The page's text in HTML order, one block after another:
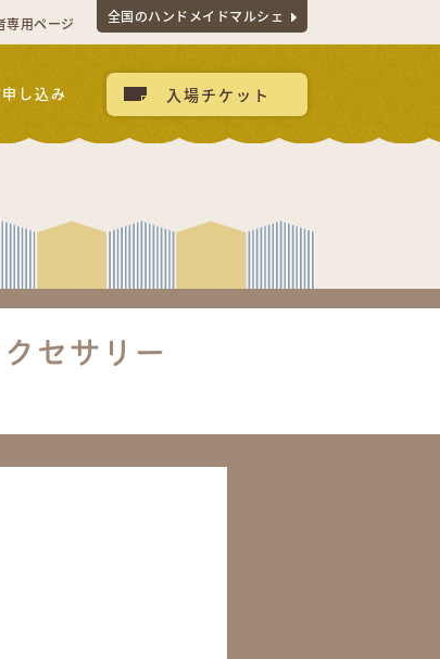
専用ページ 全国のハンドメイドマルシェ
し込み 入場チケット
セサリー